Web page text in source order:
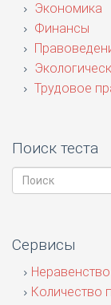
Экономика
Финансы
Трудовое
Поиск теста
Сервисы
Количество